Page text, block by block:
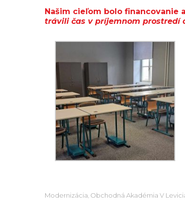
Našim cieľom bolo financovanie
trávili čas v príjemnom prostredí
Modernizácia, Obchodná Akadémia V